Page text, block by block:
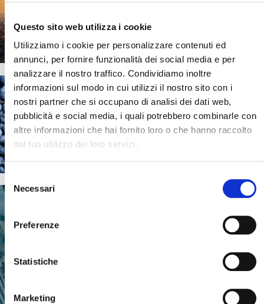
Questo sito web utilizza i cookie
Utilizziamo i cookie per personalizzare contenuti ed
annunci, per fornire funzionalità dei social media e per
analizzare il nostro traffico. Condividiamo inoltre
informazioni sul modo in cui utilizzi il nostro sito con i
nostri partner che si occupano di analisi dei dati web,
pubblicità e social media, i quali potrebbero combinarle con
altre informazioni che hai fornito loro o che hanno raccolto
dal tuo utilizzo dei loro servizi.
Selezione
delNecessari
Preferenze
Statistiche
Marketing
esperienze fare
25 Marzo 2026
Chi siamo e cosa facciamo
Scopri il mondo Blueberry e tutte le
persone che ne fanno parte